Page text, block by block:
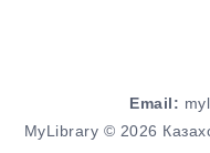
Email:
MyLibrary © 2026